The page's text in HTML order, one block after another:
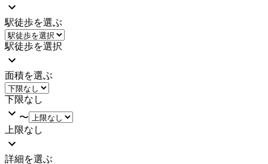
駅徒歩を選ぶ
駅徒歩を選択
面積を選ぶ
下限なし
〜
上限なし
詳細を選ぶ